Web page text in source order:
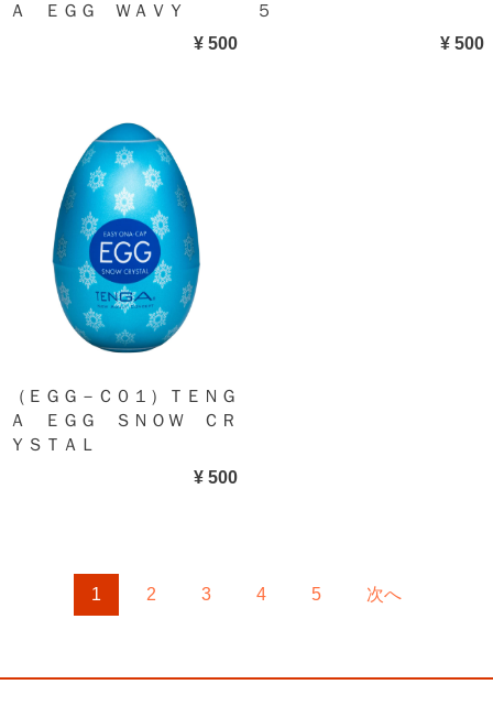
Ａ ＥＧＧ ＷＡＶＹ
¥ 500
５
¥ 500
（ＥＧＧ－Ｃ０１）ＴＥＮＧ
Ａ ＥＧＧ ＳＮＯＷ ＣＲ
ＹＳＴＡＬ
¥ 500
1 2 3 4 5 次へ